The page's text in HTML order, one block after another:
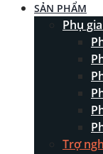
SẢN PHẨM
Phụ
Trợ